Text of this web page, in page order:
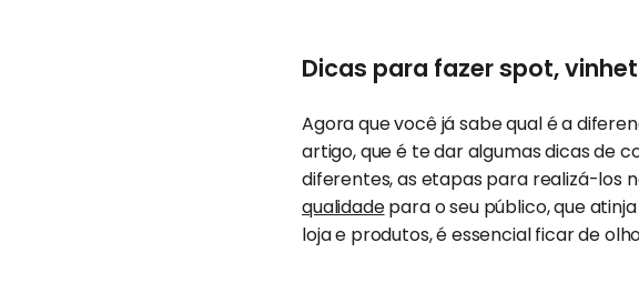
Dicas para fazer spot,
Agora que você já sabe qual é a
artigo, que é te dar algumas dicas de
diferentes, as etapas para realizá-los
qualidadepara o seu público, que
loja e produtos, é essencial ficar de